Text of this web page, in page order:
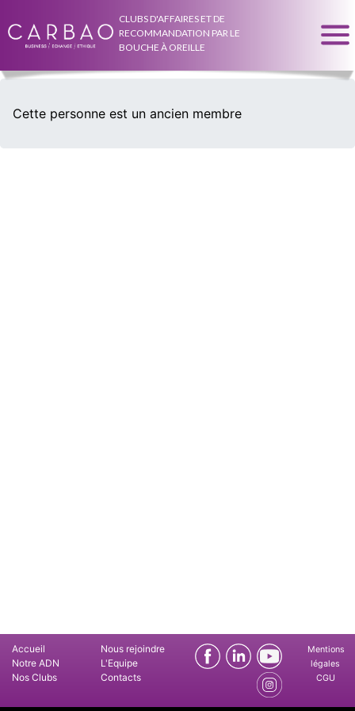
CLUBS D'AFFAIRES ET DE
RECOMMANDATION PAR LE
BOUCHE À OREILLE
Cette personne est un ancien membre
Accueil
Notre ADN
Nos Clubs
Nous rejoindre
L'Equipe
Contacts
Mentions
légales
CGU